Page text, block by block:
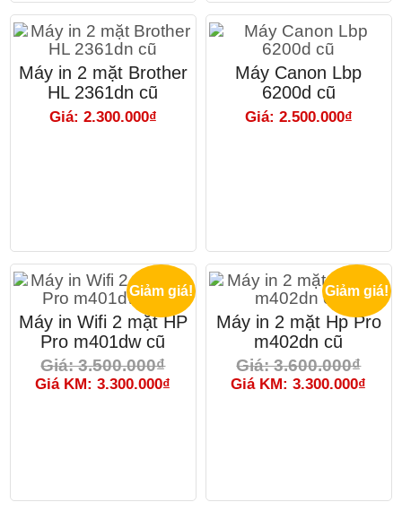
Máy in 2 mặt Brother
HL 2361dn cũ
Giá: 2.300.000₫
Máy Canon Lbp
6200d cũ
Giá: 2.500.000₫
Giảm giá!
Máy in Wifi 2 mặt HP
Pro m401dw cũ
Giá: 3.500.000₫
Giá KM: 3.300.000₫
Giảm giá!
Máy in 2 mặt Hp Pro
m402dn cũ
Giá: 3.600.000₫
Giá KM: 3.300.000₫